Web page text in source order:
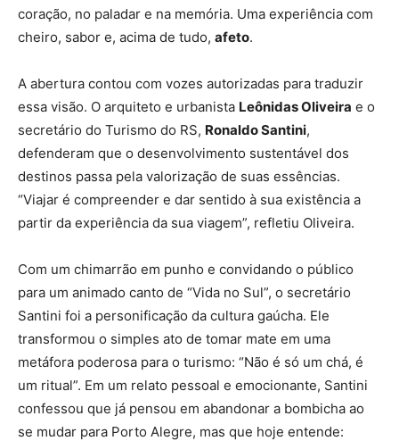
coração, no paladar e na memória. Uma experiência com
cheiro, sabor e, acima de tudo, afeto.
A abertura contou com vozes autorizadas para traduzir
essa visão. O arquiteto e urbanista Leônidas Oliveira e o
secretário do Turismo do RS, Ronaldo Santini,
defenderam que o desenvolvimento sustentável dos
destinos passa pela valorização de suas essências.
“Viajar é compreender e dar sentido à sua existência a
partir da experiência da sua viagem”, refletiu Oliveira.
Com um chimarrão em punho e convidando o público
para um animado canto de “Vida no Sul”, o secretário
Santini foi a personificação da cultura gaúcha. Ele
transformou o simples ato de tomar mate em uma
metáfora poderosa para o turismo: “Não é só um chá, é
um ritual”. Em um relato pessoal e emocionante, Santini
confessou que já pensou em abandonar a bombicha ao
se mudar para Porto Alegre, mas que hoje entende: